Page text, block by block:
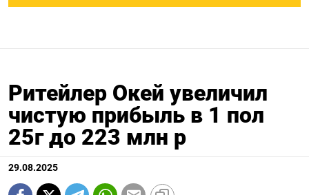
Ритейлер Окей увеличил
чистую прибыль в 1 пол
25г до 223 млн р
29.08.2025